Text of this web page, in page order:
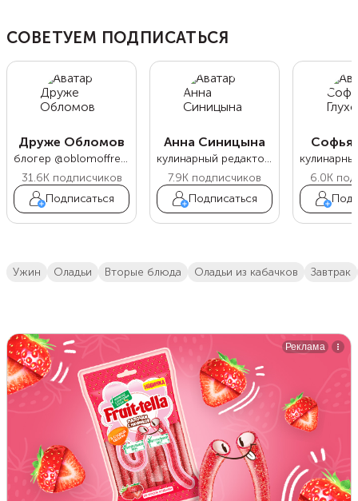
СОВЕТУЕМ ПОДПИСАТЬСЯ
Друже Обломов
блогер @oblomoffrecipe
31.6Kподписчиков
Подписаться
Анна Синицына
кулинарный редактор Food.ru
7.9K подписчиков
Подписаться
Софья
6.0K
ужин оладьи вторые блюда оладьи из кабачков завтрак